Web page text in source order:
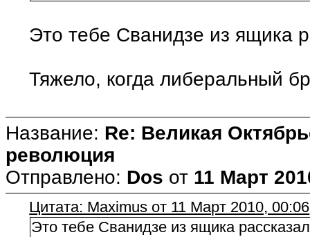
Это тебе Сванидзе из ящика
Тяжело, когда либеральный
Название: Re: Великая
революция
Отправлено: Dos от 11 Март
Цитата: Maximus от 11 Март 2010, 00:06
Это тебе Сванидзе из ящика